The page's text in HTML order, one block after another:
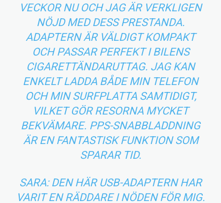
VECKOR NU OCH JAG ÄR VERKLIGEN
NÖJD MED DESS PRESTANDA.
ADAPTERN ÄR VÄLDIGT KOMPAKT
OCH PASSAR PERFEKT I BILENS
CIGARETTÄNDARUTTAG. JAG KAN
ENKELT LADDA BÅDE MIN TELEFON
OCH MIN SURFPLATTA SAMTIDIGT,
VILKET GÖR RESORNA MYCKET
BEKVÄMARE. PPS-SNABBLADDNING
ÄR EN FANTASTISK FUNKTION SOM
SPARAR TID.
SARA: DEN HÄR USB-ADAPTERN HAR
VARIT EN RÄDDARE I NÖDEN FÖR MIG.